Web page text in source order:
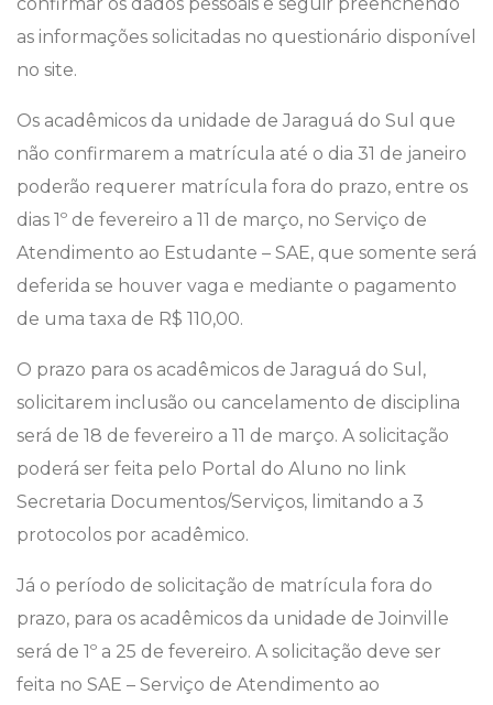
confirmar os dados pessoais e seguir preenchendo
as informações solicitadas no questionário disponível
no site.
Os acadêmicos da unidade de Jaraguá do Sul que
não confirmarem a matrícula até o dia 31 de janeiro
poderão requerer matrícula fora do prazo, entre os
dias 1º de fevereiro a 11 de março, no Serviço de
Atendimento ao Estudante – SAE, que somente será
deferida se houver vaga e mediante o pagamento
de uma taxa de R$ 110,00.
O prazo para os acadêmicos de Jaraguá do Sul,
solicitarem inclusão ou cancelamento de disciplina
será de 18 de fevereiro a 11 de março. A solicitação
poderá ser feita pelo Portal do Aluno no link
Secretaria Documentos/Serviços, limitando a 3
protocolos por acadêmico.
Já o período de solicitação de matrícula fora do
prazo, para os acadêmicos da unidade de Joinville
será de 1º a 25 de fevereiro. A solicitação deve ser
feita no SAE – Serviço de Atendimento ao